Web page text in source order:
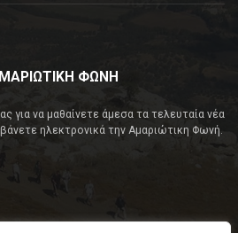
ΦΩΝΗ
για να μαθαίνετε άμεσα τα τελευταία νέα
ηλεκτρονικά την Αμαριώτικη Φωνή.